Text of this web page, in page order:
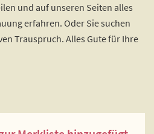
und auf unseren Seiten alles
erfahren. Oder Sie suchen
Trauspruch. Alles Gute für Ihre